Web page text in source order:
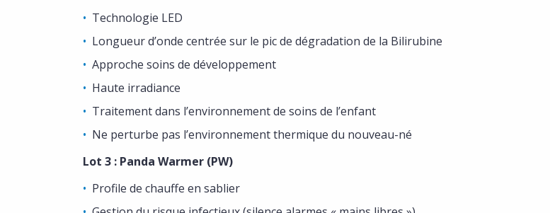
Technologie LED
Longueur d’onde centrée sur le pic de dégradation de la Bilirubine
Approche soins de développement
Haute irradiance
Traitement dans l’environnement de soins de l’enfant
Ne perturbe pas l’environnement thermique du nouveau-né
Lot 3 : Panda Warmer (PW)
Profile de chauffe en sablier